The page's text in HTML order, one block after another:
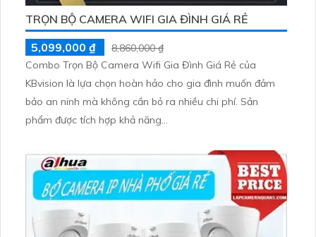
TRỌN BỘ CAMERA WIFI GIA ĐÌNH GIÁ RẺ
5,099,000 ₫
8,860,000 ₫
Combo Trọn Bộ Camera Wifi Gia Đình Giá Rẻ của
KBvision là lựa chọn hoàn hảo cho gia đình muốn đảm
bảo an ninh mà không cần bỏ ra nhiều chi phí. Sản
phẩm được tích hợp khả năng...